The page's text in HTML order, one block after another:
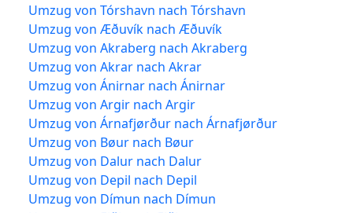
Umzug von Tórshavn nach Tórshavn
Umzug von Æðuvík nach Æðuvík
Umzug von Akraberg nach Akraberg
Umzug von Akrar nach Akrar
Umzug von Ánirnar nach Ánirnar
Umzug von Argir nach Argir
Umzug von Árnafjørður nach Árnafjørður
Umzug von Bøur nach Bøur
Umzug von Dalur nach Dalur
Umzug von Depil nach Depil
Umzug von Dímun nach Dímun